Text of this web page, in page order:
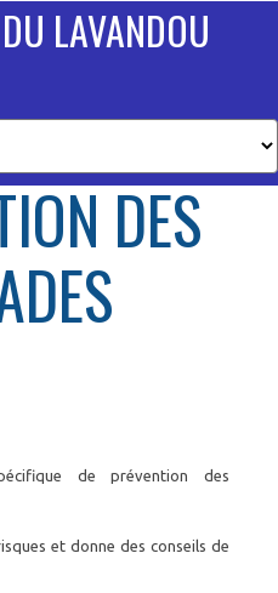
LAVANDOU
DES
de prévention des
et donne des conseils de